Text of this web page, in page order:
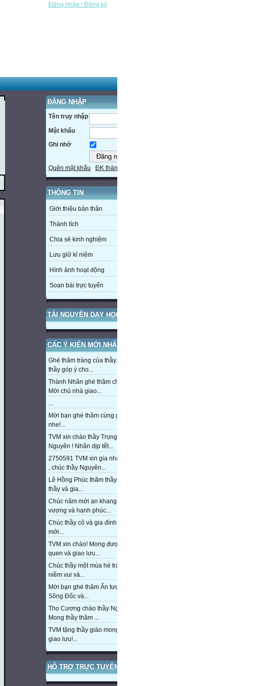
Đăng nhập / Đăng ký
ĐĂNG NHẬP
Tên truy nhập
Mật khẩu
Ghi nhớ
Quên mật khẩu ĐK thành viên
THÔNG TIN
Giới thiệu bản thân
Thành tích
Chia sẻ kinh nghiệm
Lưu giữ kỉ niệm
Hình ảnh hoạt động
Soạn bài trực tuyến
TÀI NGUYÊN DẠY HỌC
CÁC Ý KIẾN MỚI NHẤT
Ghé thăm tràng của thầy. Mong
thầy góp ý cho...
Thành Nhân ghé thăm chủ nhà,
Mời chủ nhà giao...
...
Mời bạn ghé thăm cùng giao lưu
nhe!...
TVM xin chào thầy Trọng
Nguyên ! Nhân dịp tết...
2750591 TVM xin gia nhập trang
, chúc thầy Nguyên...
Lê Hồng Phúc thăm thầy. Chúc
thầy và gia...
Chúc năm mới an khang, thịnh
vượng và hạnh phúc...
Chúc thầy cô và gia đình năm
mới...
TVM xin chào! Mong được làm
quen và giao lưu...
Chúc thầy một mùa hè tràn đầy
niềm vui và...
Mời bạn ghé thăm Ấn tượng cửa
Sông Đốc và...
Thọ Cương chào thầy Nguyễn.
Mong thầy thăm ...
TVM tặng thầy giáo mong được
giao lưu!...
HỖ TRỢ TRỰC TUYẾN